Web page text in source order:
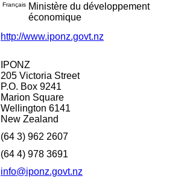
Français Ministère du développement
économique
http://www.iponz.govt.nz
IPONZ
205 Victoria Street
P.O. Box 9241
Marion Square
Wellington 6141
New Zealand
(64 3) 962 2607
(64 4) 978 3691
info@iponz.govt.nz